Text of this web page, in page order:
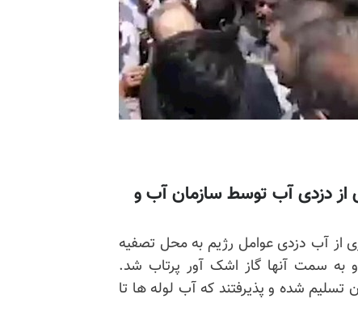
از دزدی آب توسط سازمان آب و
از آب دزدی عوامل رژیم به محل تصفیه
و به سمت آنها گاز اشک آور پرتاب شد.
تسلیم شده و پذیرفتند که آب لوله ها تا